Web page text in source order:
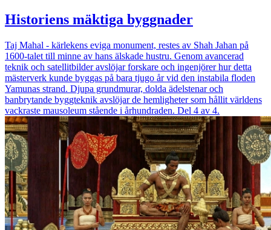
Historiens mäktiga byggnader
Taj Mahal - kärlekens eviga monument, restes av Shah Jahan på
1600-talet till minne av hans älskade hustru. Genom avancerad
teknik och satellitbilder avslöjar forskare och ingenjörer hur detta
mästerverk kunde byggas på bara tjugo år vid den instabila floden
Yamunas strand. Djupa grundmurar, dolda ädelstenar och
banbrytande byggteknik avslöjar de hemligheter som hållit världens
vackraste mausoleum stående i århundraden. Del 4 av 4.